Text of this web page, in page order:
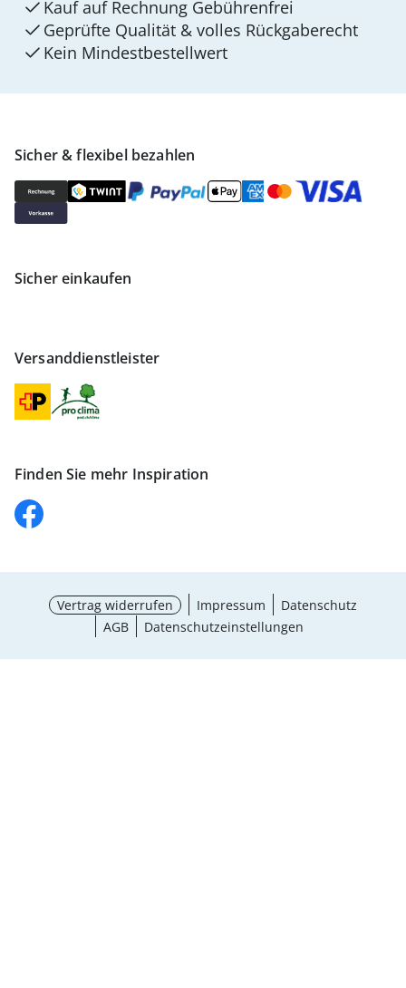
Sicher & flexibel bezahlen
Sicher einkaufen
Versanddienstleister
Finden Sie mehr Inspiration
Kauf auf Rechnung Gebührenfrei
Geprüfte Qualität & volles Rückgaberecht
Kein Mindest­bestellwert
Vertrag widerrufen Impressum
Datenschutz
AGB
Datenschutzeinstellungen